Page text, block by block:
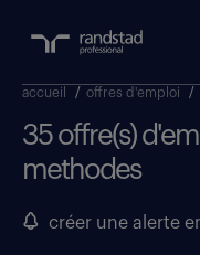
accueil / offres d'emploi /
35 offre(s)
methodes
créer une alerte